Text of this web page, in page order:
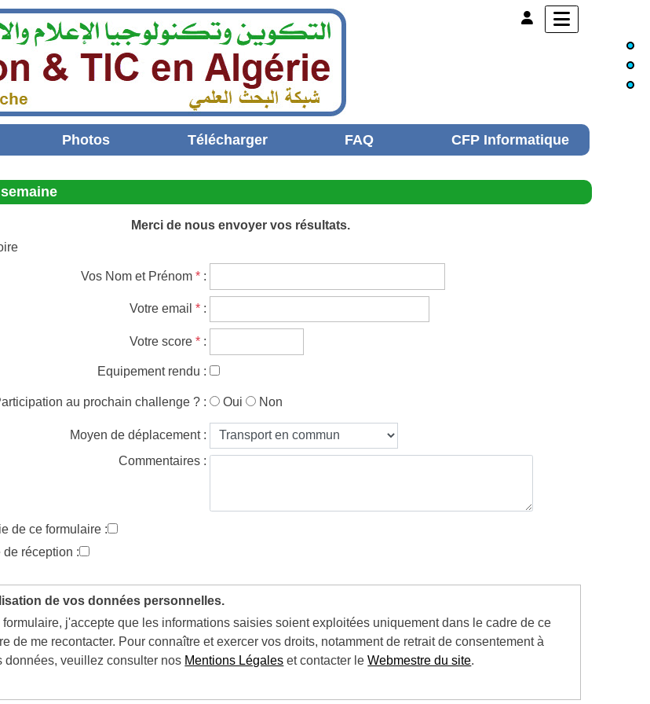
Photos Télécharger FAQ CFP Informatique
Merci de nous envoyer vos résultats.
Vos Nom et Prénom * :
Votre email * :
Votre score * :
Equipement rendu :
au prochain challenge ? : Oui Non
Moyen de déplacement :
Commentaires :
de ce formulaire :
réception :
de vos données personnelles.
formulaire, j'accepte que les informations saisies soient exploitées uniquement dans le cadre de ce
de me recontacter. Pour connaître et exercer vos droits, notamment de retrait de consentement à
données, veuillez consulter nos Mentions Légales et contacter leWebmestre du site.